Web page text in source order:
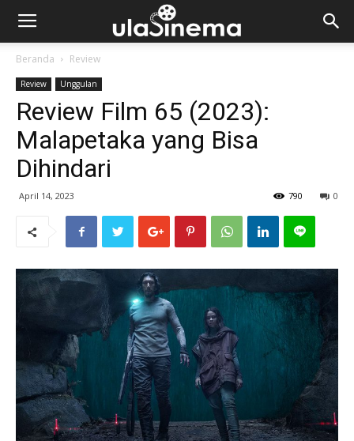
Beranda Review
Review Unggulan
Review Film 65 (2023):
Malapetaka yang Bisa
Dihindari
April 14, 2023 0
790